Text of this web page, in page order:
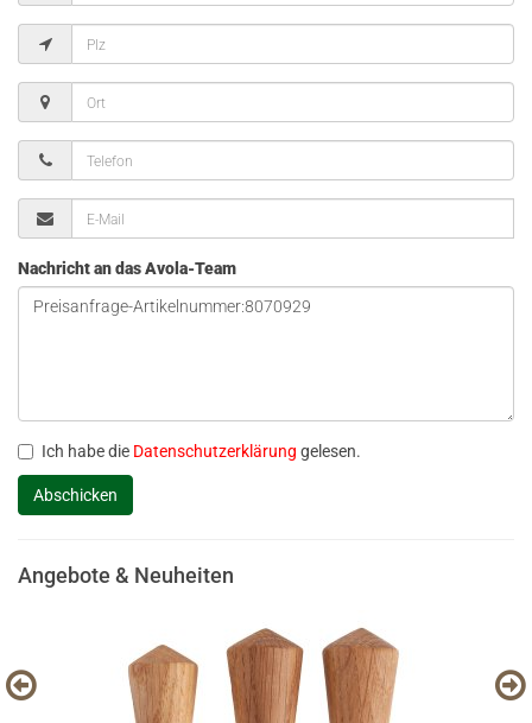
Nachricht an das Avola-Team
Ich habe die Datenschutzerklärung gelesen.
Angebote & Neuheiten